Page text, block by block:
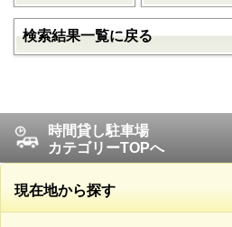
検索結果一覧に戻る
時間貸し駐車場
カテゴリーTOPへ
現在地から探す